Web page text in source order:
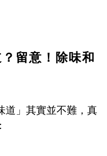
留意！除味和
道」其實並不難，真